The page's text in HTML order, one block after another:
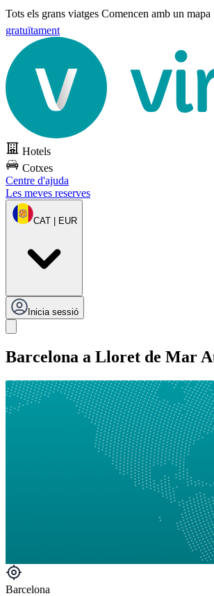
Tots els grans viatges Comencen amb un mapa
gratuïtament
Hotels
Cotxes
Centre d'ajuda
Les meves reserves
CAT | EUR
Inicia sessió
Barcelona a Lloret de Mar
Barcelona